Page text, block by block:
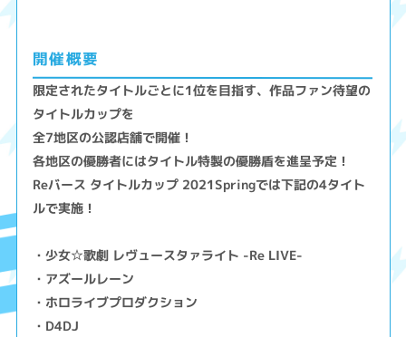
開催概要
限定されたタイトルごとに1位を目指す、作品ファン待望の
タイトルカップを
全7地区の公認店舗で開催！
各地区の優勝者にはタイトル特製の優勝盾を進呈予定！
Reバース タイトルカップ 2021Springでは下記の4タイト
ルで実施！
・少女☆歌劇 レヴュースタァライト -Re LIVE-
・アズールレーン
・ホロライブプロダクション
・D4DJ